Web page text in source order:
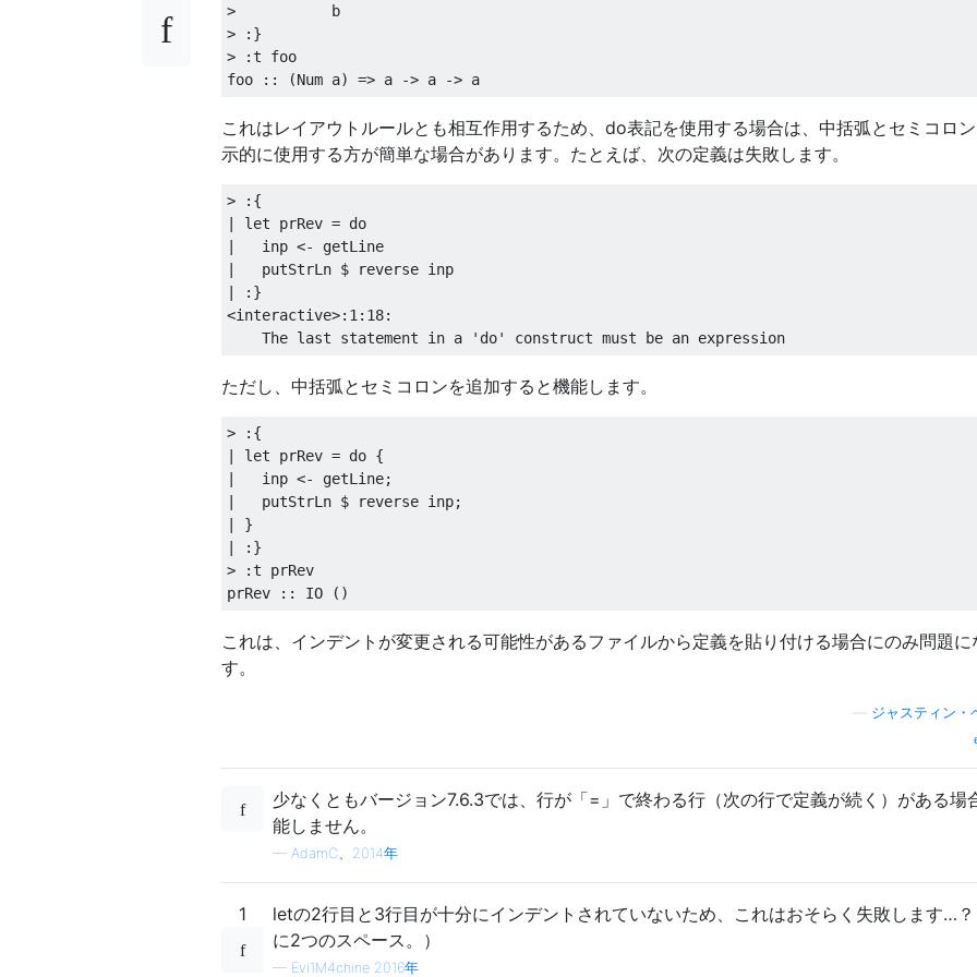
>
>
:}
>
:t foo
foo
:: (Num a) => a -> a -> a
これはレイアウトルールとも相互作用するため、do表記を使用する場合は、中括弧とセミコロ
示的に使用する方が簡単な場合があります。たとえば、次の定義は失敗します。
>
:{
|
let prRev = do
|
   inp
<-
|
   putStrLn
$
|
:}
<interactive>: 1 : 18:
    The last statement
in a 'do' construct must be an expression
ただし、中括弧とセミコロンを追加すると機能します。
>
:{
|
let prRev = do {
|
   inp
<- getLine;
|
   putStrLn
$ reverse inp;
|
}
|
:}
>
:t prRev
prRev
:: IO ()
これは、インデントが変更される可能性があるファイルから定義を貼り付ける場合にのみ問題に
す。
ジャスティン・
少なくともバージョン7.6.3では、行が「=」で終わる行（次の行で定義が続く）がある場
能しません。
— AdamC、2014年
1
letの2行目と3行目が十分にインデントされていないため、これはおそらく失敗します…
に2つのスペース。）
— Evi1M4chine 2016年